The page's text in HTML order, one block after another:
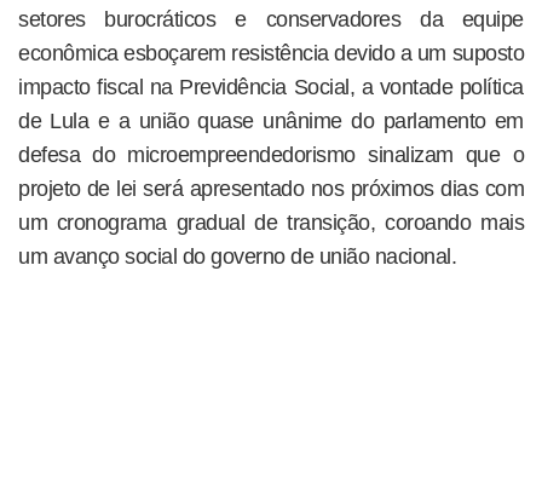
setores burocráticos e conservadores da equipe
econômica esboçarem resistência devido a um suposto
impacto fiscal na Previdência Social, a vontade política
de Lula e a união quase unânime do parlamento em
defesa do microempreendedorismo sinalizam que o
projeto de lei será apresentado nos próximos dias com
um cronograma gradual de transição, coroando mais
um avanço social do governo de união nacional.